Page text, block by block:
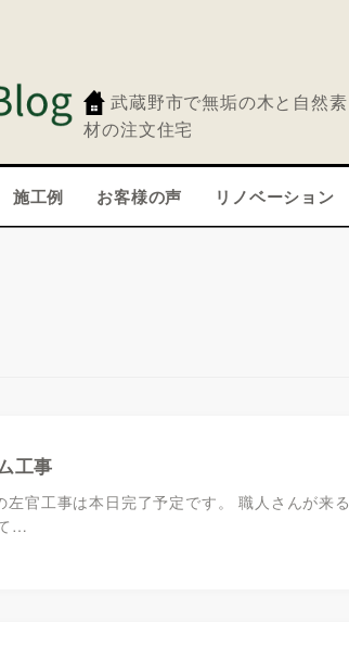
武蔵野市で無垢の木と自然素
材の注文住宅
施工例 お客様の声 リノベーション
工事
官工事は本日完了予定です。 職人さんが来る
…